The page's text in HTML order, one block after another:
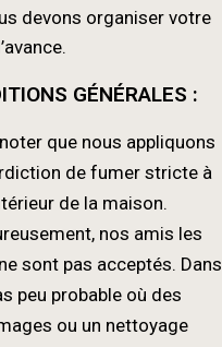
devons organiser votre
GÉNÉRALES :
que nous appliquons
de fumer stricte à
de la maison.
nos amis les
sont pas acceptés. Dans
peu probable où des
ou un nettoyage